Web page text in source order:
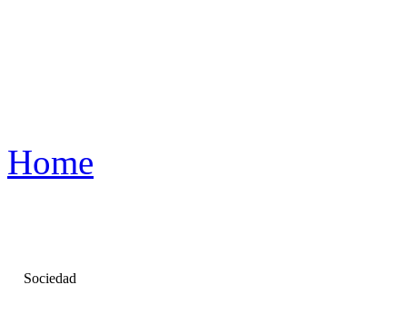
Home
Sociedad